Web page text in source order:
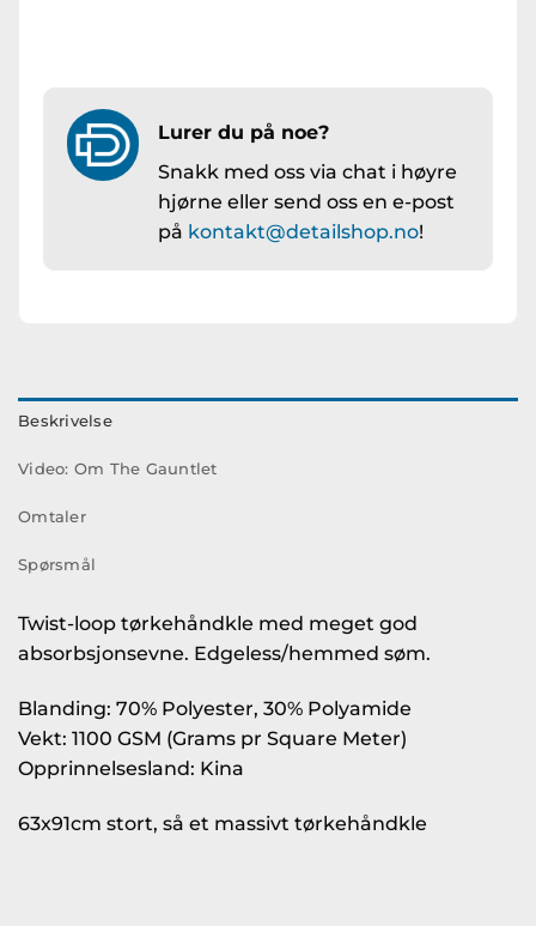
Lurer du på noe?
Snakk med oss via chat i høyre
hjørne eller send oss en e-post
på kontakt@detailshop.no!
Beskrivelse
Video: Om The Gauntlet
Omtaler
Spørsmål
Twist-loop tørkehåndkle med meget god
absorbsjonsevne. Edgeless/hemmed søm.
Blanding: 70% Polyester, 30% Polyamide
Vekt: 1100 GSM (Grams pr Square Meter)
Opprinnelsesland: Kina
63x91cm stort, så et massivt tørkehåndkle